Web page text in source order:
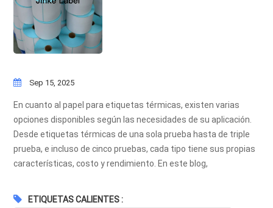
Sep 15, 2025
En cuanto al papel para etiquetas térmicas, existen varias
opciones disponibles según las necesidades de su aplicación.
Desde etiquetas térmicas de una sola prueba hasta de triple
prueba, e incluso de cinco pruebas, cada tipo tiene sus propias
características, costo y rendimiento. En este blog,
adecuada.Etiquetas de papel térmico de una sola pruebaLas
ETIQUETAS CALIENTES :